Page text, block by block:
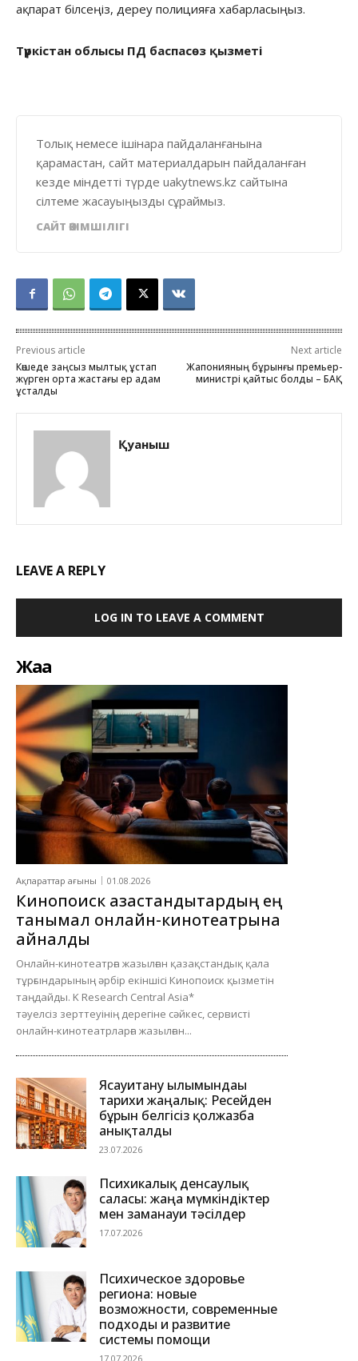
ақпарат білсеңіз, дереу полицияға хабарласыңыз.
Түркістан облысы ПД баспасөз қызметі
Толық немесе ішінара пайдаланғанына
қарамастан, сайт материалдарын пайдаланған
кезде міндетті түрде uakytnews.kz сайтына
сілтеме жасауыңызды сұраймыз.
САЙТ ӘКІМШІЛІГІ
Previous article
Көшеде заңсыз мылтық ұстап
жүрген орта жастағы ер адам
ұсталды
Next article
Жапонияның бұрынғы премьер-
министрі қайтыс болды – БАҚ
Қуаныш
LEAVE A REPLY
LOG IN TO LEAVE A COMMENT
Жаңа
Ақпараттар ағыны 01.08.2026
Кинопоиск қазақстандықтардың ең
танымал онлайн-кинотеатрына
айналды
Онлайн-кинотеатрға жазылған қазақстандық қала
тұрғындарының әрбір екіншісі Кинопоиск қызметін
таңдайды. K Research Central Asia*
тәуелсіз зерттеуінің дерегіне сәйкес, сервисті
онлайн-кинотеатрларға жазылған...
Ясауитану ғылымындағы
тарихи жаңалық: Ресейден
бұрын белгісіз қолжазба
анықталды
23.07.2026
Психикалық денсаулық
саласы: жаңа мүмкіндіктер
мен заманауи тәсілдер
17.07.2026
Психическое здоровье
региона: новые
возможности, современные
подходы и развитие
системы помощи
17.07.2026